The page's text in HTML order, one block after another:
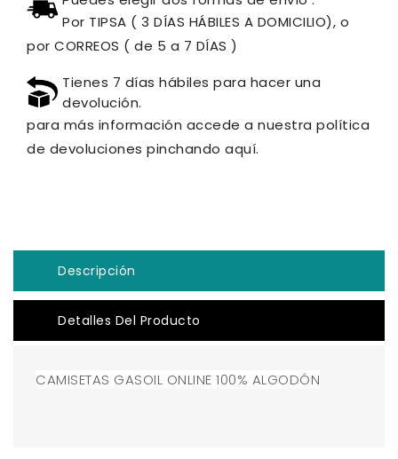
Por TIPSA ( 3 DÍAS HÁBILES A DOMICILIO), o
por CORREOS ( de 5 a 7 DÍAS )
Tienes 7 días hábiles para hacer una
devolución.
para más información accede a nuestra política
de devoluciones pinchando aquí.
Descripción
Detalles Del Producto
CAMISETAS GASOIL ONLINE 100% ALGODÓN